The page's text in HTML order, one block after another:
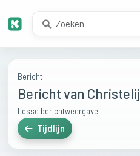
Bericht
Bericht van
Losse berichtweergave.
Tijdlijn